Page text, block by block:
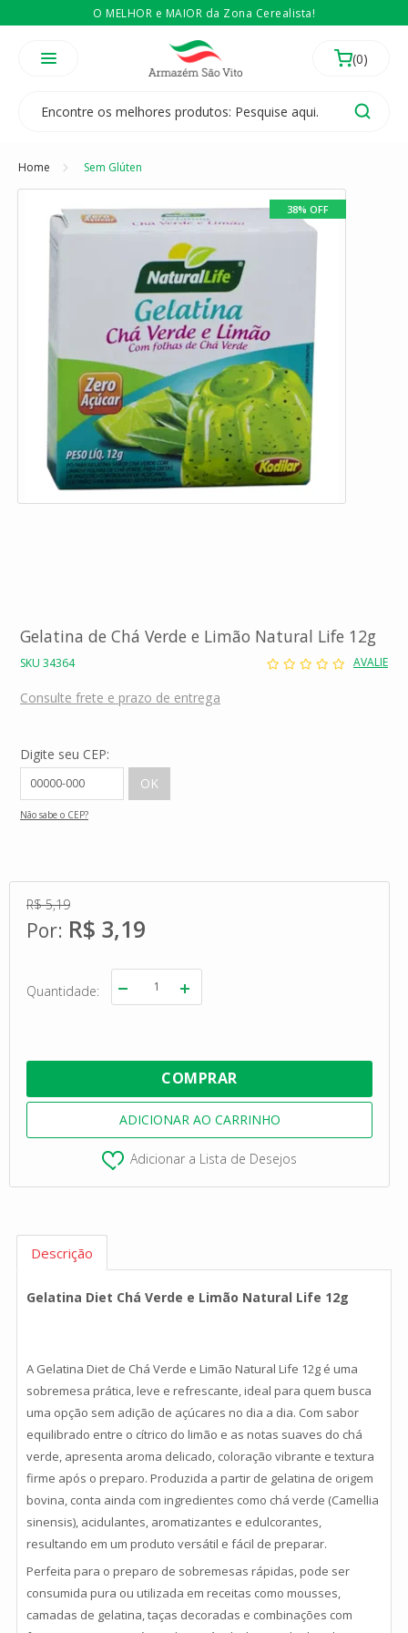
O MELHOR e MAIOR da Zona Cerealista!
Temos 3 lojas físicas na Zona Cerealista de São Paulo!
É revendedor? EntãoCompre no atacado
Home Sem Glúten
38% OFF
Gelatina de Chá Verde e Limão Natural Life 12g
SKU 34364 AVALIE
Consulte frete e prazo de entrega
Digite seu CEP:
Não sabe o CEP?
R$ 5,19
R$ 3,19
Quantidade
Adicionar a Lista de Desejos
Descrição
Gelatina Diet Chá Verde e Limão Natural Life 12g
A Gelatina Diet de Chá Verde e Limão Natural Life 12g é uma
sobremesa prática, leve e refrescante, ideal para quem busca
uma opção sem adição de açúcares no dia a dia. Com sabor
equilibrado entre o cítrico do limão e as notas suaves do chá
verde, apresenta aroma delicado, coloração vibrante e textura
firme após o preparo. Produzida a partir de gelatina de origem
bovina, conta ainda com ingredientes como chá verde (Camellia
sinensis), acidulantes, aromatizantes e edulcorantes,
resultando em um produto versátil e fácil de preparar.
Perfeita para o preparo de sobremesas rápidas, pode ser
consumida pura ou utilizada em receitas como mousses,
camadas de gelatina, taças decoradas e combinações com